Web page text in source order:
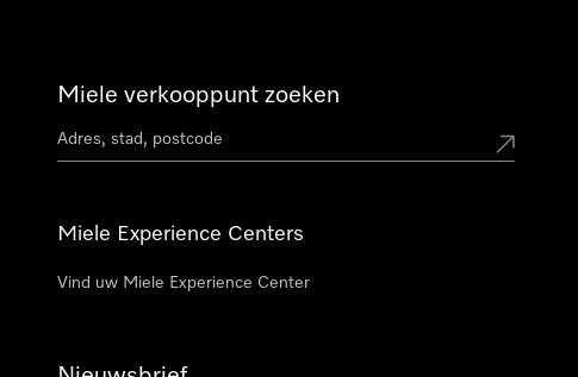
Miele verkooppunt zoeken
Miele Experience Centers
Vind uw Miele Experience Center